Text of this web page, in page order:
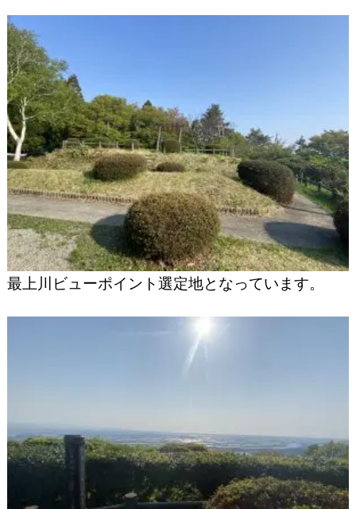
最上川ビューポイント選定地となっています。